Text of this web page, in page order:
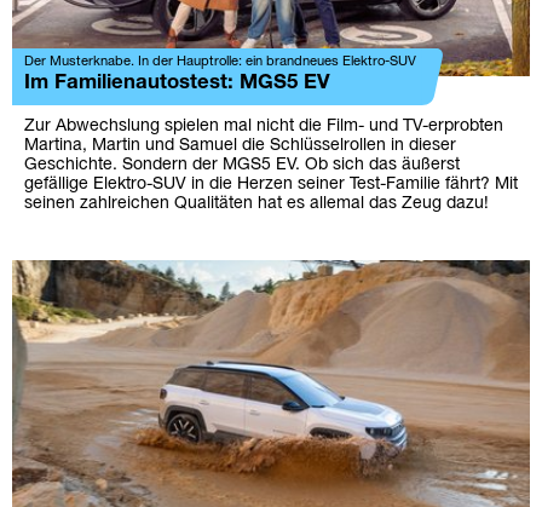
Der Musterknabe. In der Hauptrolle: ein brandneues Elektro-SUV
Im Familienautostest: MGS5 EV
Zur Abwechslung spielen mal nicht die Film- und TV-erprobten
Martina, Martin und Samuel die Schlüsselrollen in dieser
Geschichte. Sondern der MGS5 EV. Ob sich das äußerst
gefällige Elektro-SUV in die Herzen seiner Test-Familie fährt? Mit
seinen zahlreichen Qualitäten hat es allemal das Zeug dazu!